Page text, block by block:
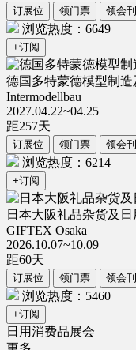
订展位 领门票 领会刊
浏览热度：6649
+订阅
德国多特蒙德模型制
Intermodellbau
2027.04.22~04.25
距257天
订展位 领门票 领会刊
浏览热度：6214
+订阅
日本大阪礼品杂货及
GIFTEX Osaka
2026.10.07~10.09
距60天
订展位 领门票 领会刊
浏览热度：5460
+订阅
日用消费品展会